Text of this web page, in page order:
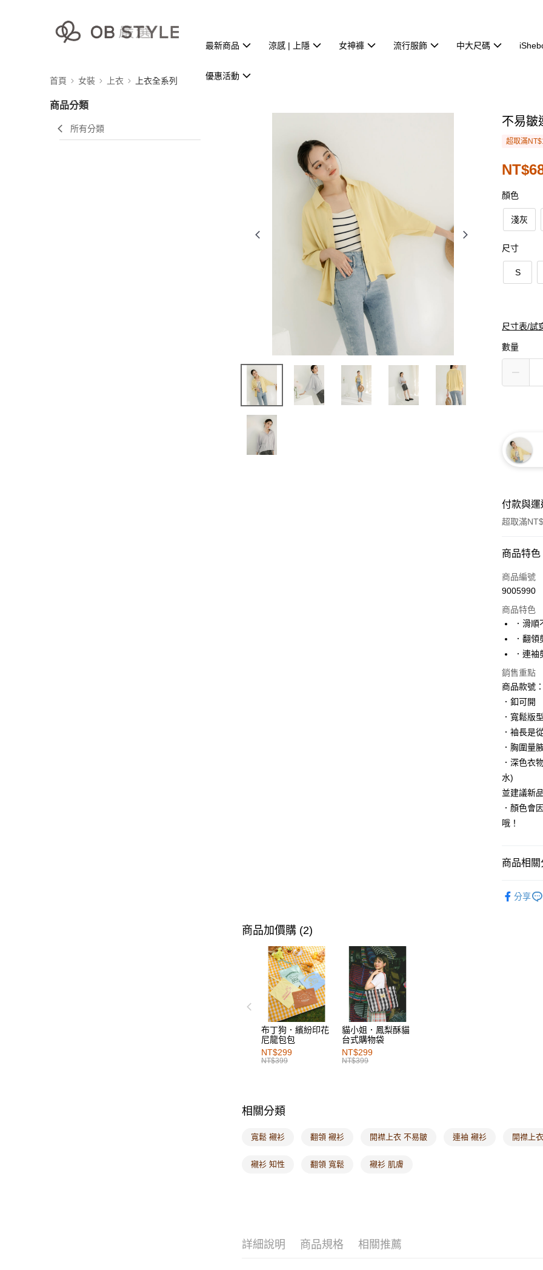
最新商品 涼感 | 上隱 女神褲 流行服飾 中大尺碼
優惠活動
首頁 女裝 上衣 上衣全系列
商品分類
所有分類
不易皺
超取滿
顏色
淺灰
尺寸
S
尺寸表/試
數量
付款與
超取滿
付款方式
信用卡一
超商取貨
LINE Pay
運送方式
全家取貨
每筆
付款後全
每筆
萊爾富取
每筆
每筆
每筆
商品特色
商品編號
9005990
商品特色
．滑
．翻
．連
銷售重點
商品款號
．釦可開
．寬鬆版
．袖長是
．胸圍量
．深色衣
水)
並建議新
．顏色會
哦！
商品相關
分享
商品加價購 (2)
布丁狗．繽紛印花
尼龍包包
NT$299
NT$399
貓小姐．鳳梨酥貓
台式購物袋
NT$299
NT$399
相關分類
寬鬆 襯衫 翻領 襯衫 開襟上衣 不易皺 連袖 襯衫 開襟上
襯衫 知性 翻領 寬鬆 襯衫 肌膚
詳細說明 商品規格 相關推薦